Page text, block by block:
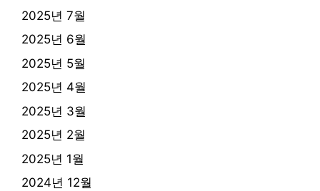
2025년 7월
2025년 6월
2025년 5월
2025년 4월
2025년 3월
2025년 2월
2025년 1월
2024년 12월